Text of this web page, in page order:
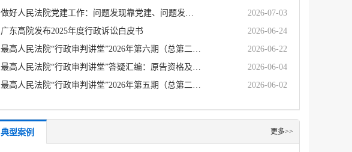
做好人民法院党建工作：问题发现靠党建、问题发生查党建、问题解...
2026-07-03
广东高院发布2025年度行政诉讼白皮书
2026-06-24
最高人民法院“行政审判讲堂”2026年第六期（总第二十八期）...
2026-06-22
最高人民法院“行政审判讲堂”答疑汇编：原告资格及诉讼请求篇
2026-06-04
最高人民法院“行政审判讲堂”2026年第五期（总第二十七期）...
2026-06-02
典型案例 更多>>